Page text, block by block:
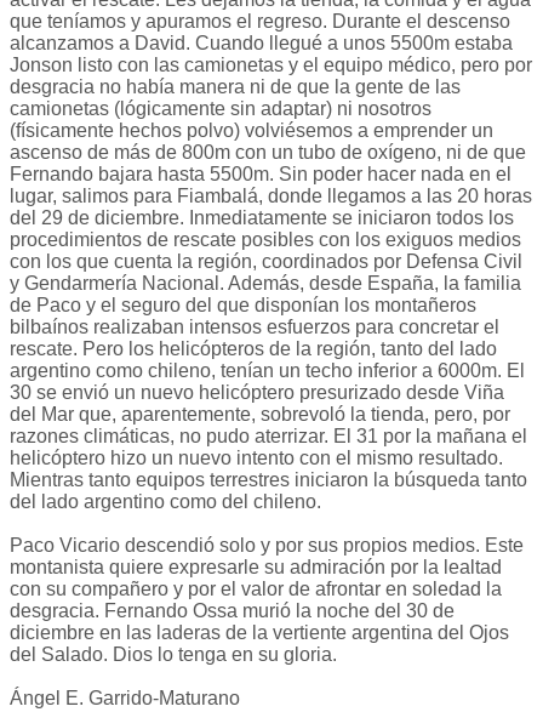
que teníamos y apuramos el regreso. Durante el descenso
alcanzamos a David. Cuando llegué a unos 5500m estaba
Jonson listo con las camionetas y el equipo médico, pero por
desgracia no había manera ni de que la gente de las
camionetas (lógicamente sin adaptar) ni nosotros
(físicamente hechos polvo) volviésemos a emprender un
ascenso de más de 800m con un tubo de oxígeno, ni de que
Fernando bajara hasta 5500m. Sin poder hacer nada en el
lugar, salimos para Fiambalá, donde llegamos a las 20 horas
del 29 de diciembre. Inmediatamente se iniciaron todos los
procedimientos de rescate posibles con los exiguos medios
con los que cuenta la región, coordinados por Defensa Civil
y Gendarmería Nacional. Además, desde España, la familia
de Paco y el seguro del que disponían los montañeros
bilbaínos realizaban intensos esfuerzos para concretar el
rescate. Pero los helicópteros de la región, tanto del lado
argentino como chileno, tenían un techo inferior a 6000m. El
30 se envió un nuevo helicóptero presurizado desde Viña
del Mar que, aparentemente, sobrevoló la tienda, pero, por
razones climáticas, no pudo aterrizar. El 31 por la mañana el
helicóptero hizo un nuevo intento con el mismo resultado.
Mientras tanto equipos terrestres iniciaron la búsqueda tanto
del lado argentino como del chileno.
Paco Vicario descendió solo y por sus propios medios. Este
montanista quiere expresarle su admiración por la lealtad
con su compañero y por el valor de afrontar en soledad la
desgracia. Fernando Ossa murió la noche del 30 de
diciembre en las laderas de la vertiente argentina del Ojos
del Salado. Dios lo tenga en su gloria.
Ángel E. Garrido-Maturano